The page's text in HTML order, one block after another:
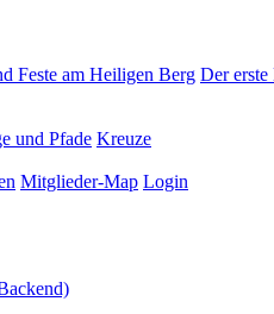
Feste am Heiligen Berg Der erste
und Pfade Kreuze
Mitglieder-Map Login